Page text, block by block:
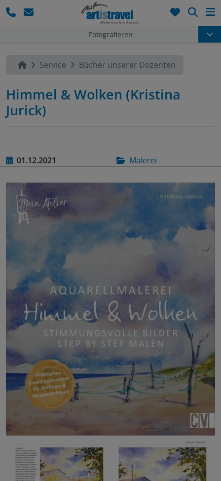
Fotografieren
Service Bücher unserer Dozenten
Himmel & Wolken (Kristina
Jurick)
01.12.2021 Malerei